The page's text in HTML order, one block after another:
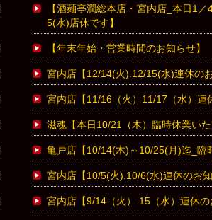
【酒麺亭潤総本店・宮内店_本日1
5(水)店休です】
【年末年始・営業時間のお知らせ】
宮内店【12/14(火).12/15(水)連休の
宮内店【11/16（火）11/17（水）連
滋魂【本日10/21（木）臨時休業い
亀戸店【10/14(木)～10/25(月)迄_臨
宮内店【10/5(火).10/6(水)連休のお
宮内店【9/14（火）.15（水）連休